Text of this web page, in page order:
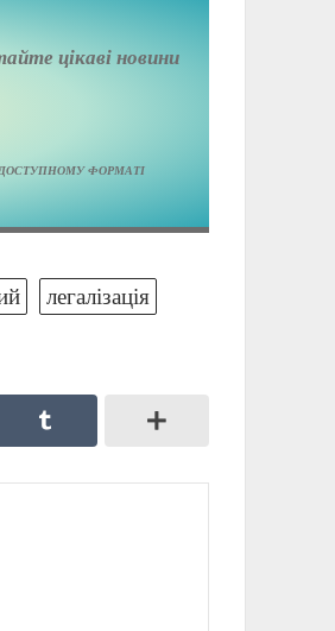
цікаві новини
ФОРМАТІ
легалізація